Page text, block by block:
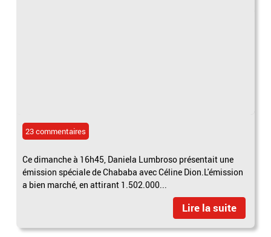
23 commentaires
Ce dimanche à 16h45, Daniela Lumbroso présentait une
émission spéciale de Chababa avec Céline Dion.L'émission
a bien marché, en attirant 1.502.000...
Lire la suite